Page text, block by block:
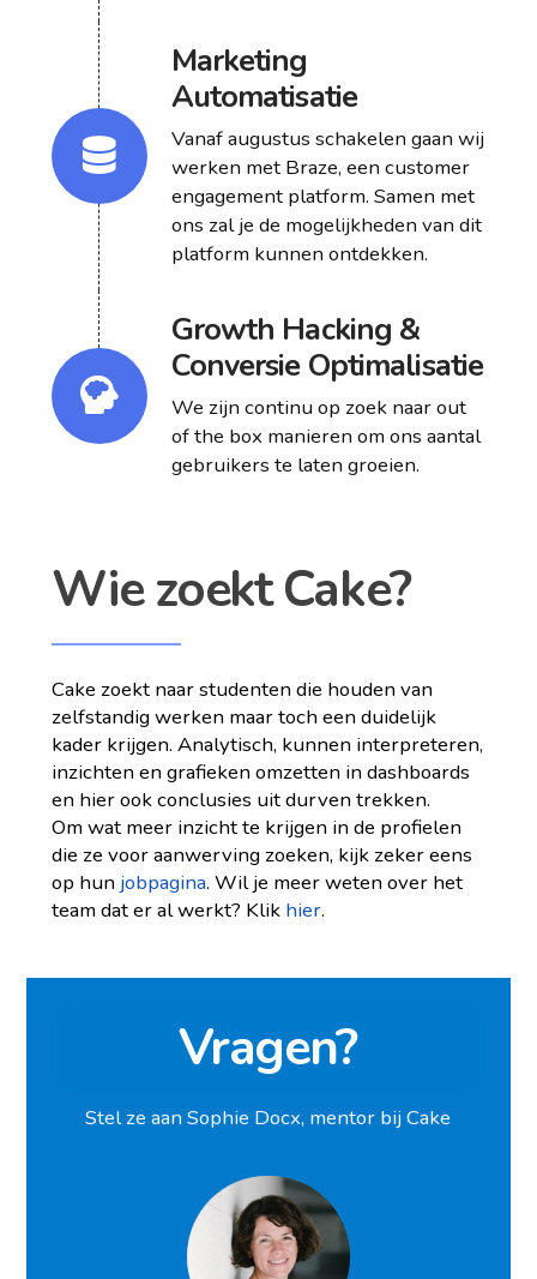
Marketing
Automatisatie
Vanaf augustus schakelen gaan wij
werken met Braze, een customer
engagement platform. Samen met
ons zal je de mogelijkheden van dit
platform kunnen ontdekken.
Growth Hacking &
Conversie Optimalisatie
We zijn continu op zoek naar out
of the box manieren om ons aantal
gebruikers te laten groeien.
Wie zoekt Cake?
Cake zoekt naar studenten die houden van
zelfstandig werken maar toch een duidelijk
kader krijgen. Analytisch, kunnen interpreteren,
inzichten en grafieken omzetten in dashboards
en hier ook conclusies uit durven trekken.
Om wat meer inzicht te krijgen in de profielen
die ze voor aanwerving zoeken, kijk zeker eens
op hun jobpagina. Wil je meer weten over het
team dat er al werkt? Klik hier.
Vragen?
Stel ze aan Sophie Docx, mentor bij Cake